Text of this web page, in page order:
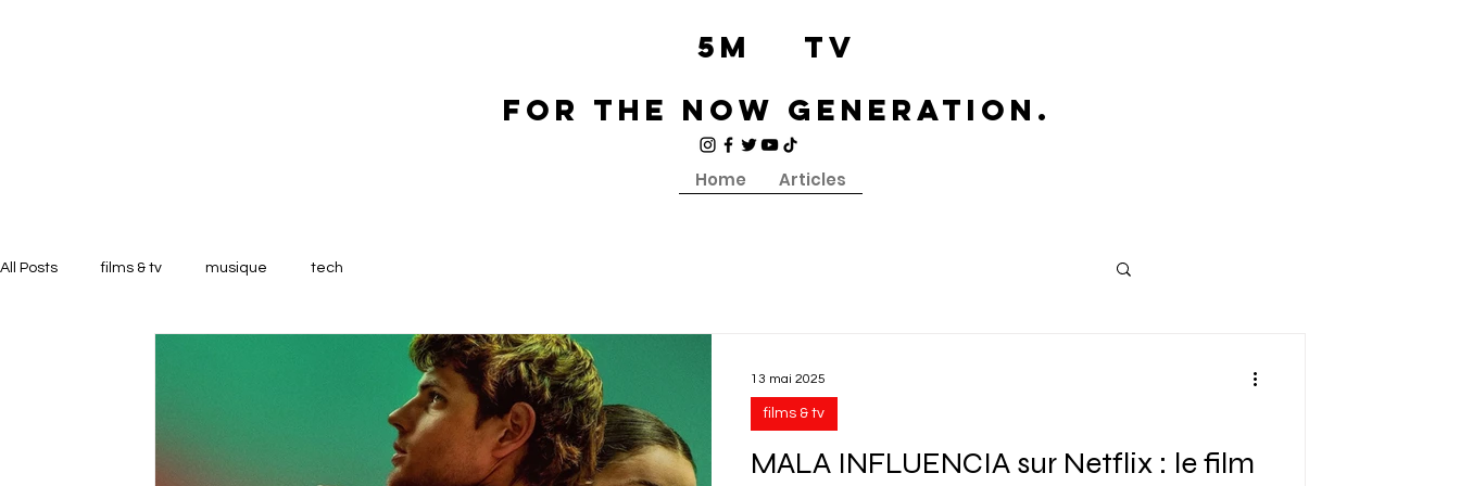
5M TV
for the now generation.
Home Articles
All Posts films & tv musique tech
MALA INFLUENCIA sur Netflix : le film
films & tv
13 mai 2025